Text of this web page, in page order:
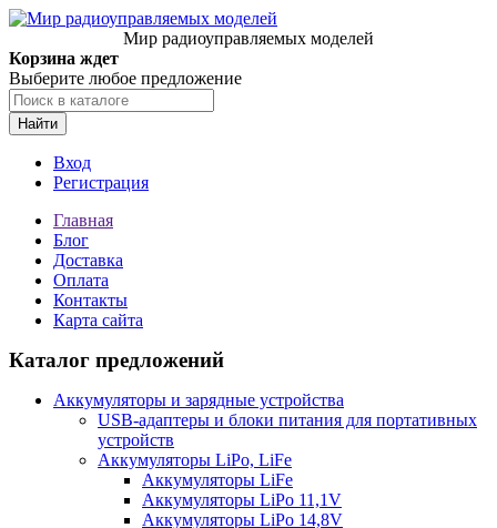
Мир радиоуправляемых моделей
Корзина ждет
Выберите любое предложение
Найти
Вход
Регистрация
Главная
Блог
Доставка
Оплата
Контакты
Карта сайта
Каталог предложений
Аккумуляторы и зарядные устройства
USB-адаптеры и блоки питания для портативных
устройств
Аккумуляторы LiPo, LiFe
Аккумуляторы LiFe
Аккумуляторы LiPo 11,1V
Аккумуляторы LiPo 14,8V